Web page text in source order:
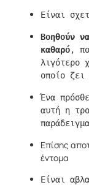
Bοηθούν
καθαρό,
λιγότερο
οποίο
Ένα
αυτή η
Επίσης
έντομα
Είναι